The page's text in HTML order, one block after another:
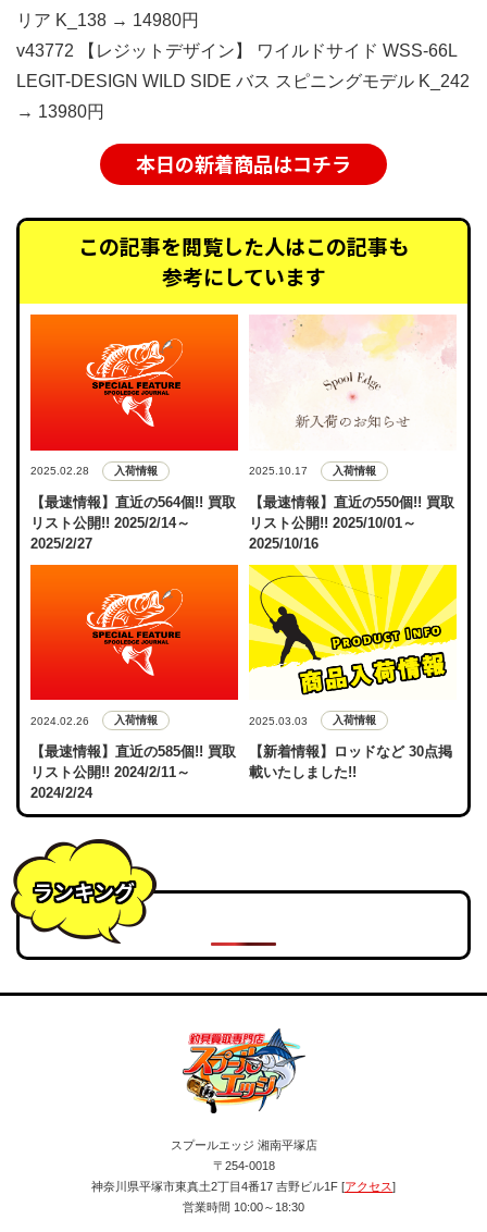
リア K_138 → 14980円
v43772 【レジットデザイン】 ワイルドサイド WSS-66L
LEGIT-DESIGN WILD SIDE バス スピニングモデル K_242
→ 13980円
本日の新着商品はコチラ
この記事を閲覧した人はこの記事も
参考にしています
2025.02.28 入荷情報
【最速情報】直近の564個!! 買取
リスト公開!! 2025/2/14～
2025/2/27
2025.10.17 入荷情報
【最速情報】直近の550個!! 買取
リスト公開!! 2025/10/01～
2025/10/16
2024.02.26 入荷情報
【最速情報】直近の585個!! 買取
リスト公開!! 2024/2/11～
2024/2/24
2025.03.03 入荷情報
【新着情報】ロッドなど 30点掲
載いたしました!!
ランキング
スプールエッジ 湘南平塚店
〒254-0018
神奈川県平塚市東真土2丁目4番17 吉野ビル1F [アクセス]
営業時間 10:00～18:30